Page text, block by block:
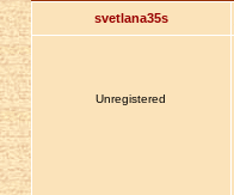
svetlana35s
Unregistered